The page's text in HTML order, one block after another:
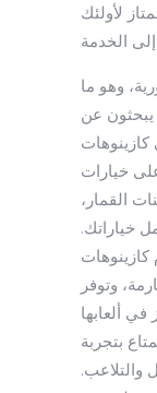
لأولئك
وهو ما
يبحثون عن
خيارات
القمار،
خياراتك.
كازينوهات
وتوفر
ألعابها
بتجربة
والتلاعب.